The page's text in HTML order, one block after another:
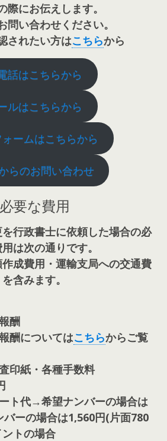
際にお伝えします。
問い合わせください。
されたい方はこちらから
話はこちらから
ルはこちらから
ームはこちらから
らのお問い合わせ
必要な費用
行政書士に依頼した場合の必
は次の通りです。
成費用・運輸支局への交通費
を含みます。
酬
酬についてはこちらからご覧
紙・各種手数料
代→希望ナンバーの場合は
ーの場合は1,560円(片面780
トの場合